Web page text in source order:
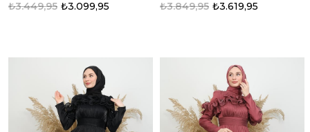
₺3.099,95
₺3.449,95 ₺3.619,95
₺3.849,95